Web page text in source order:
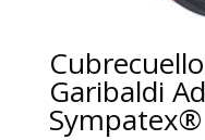
Garibaldi
Sympatex®